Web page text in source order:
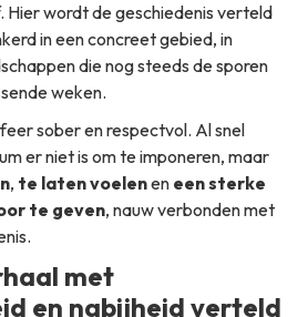
wordt de geschiedenis verteld
in een concreet gebied, in
die nog steeds de sporen
weken.
sober en respectvol. Al snel
er niet is om te imponeren, maar
, te laten voelenen een sterke
te geven, nauw verbonden met
met
en nabijheid verteld